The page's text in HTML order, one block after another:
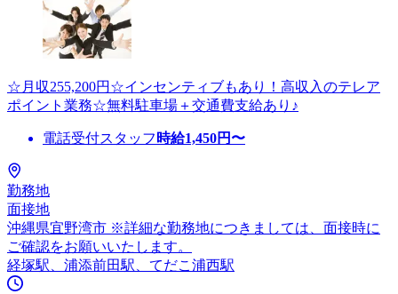
☆月収255,200円☆インセンティブもあり！高収入のテレア
ポイント業務☆無料駐車場＋交通費支給あり♪
電話受付スタッフ 時給1,450円〜
勤務地
面接地
沖縄県宜野湾市 ※詳細な勤務地につきましては、面接時に
ご確認をお願いいたします。
経塚駅、浦添前田駅、てだこ浦西駅